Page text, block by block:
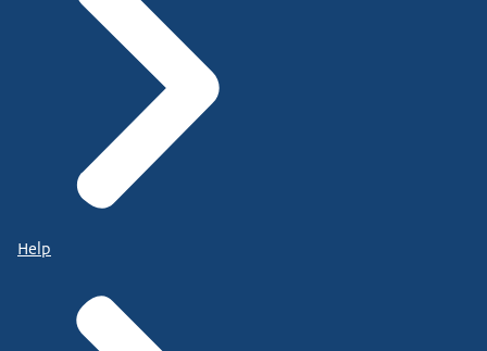
Help